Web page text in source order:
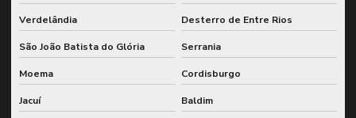
Verdelândia Desterro de Entre Rios
São João Batista do Glória Serrania
Moema Cordisburgo
Jacuí Baldim